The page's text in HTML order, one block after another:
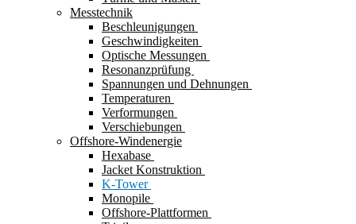
Messtechnik
Beschleunigungen
Geschwindigkeiten
Optische Messungen
Resonanzprüfung
Spannungen und Dehnungen
Temperaturen
Verformungen
Verschiebungen
Offshore-Windenergie
Hexabase
Jacket Konstruktion
K-Tower
Monopile
Offshore-Plattformen